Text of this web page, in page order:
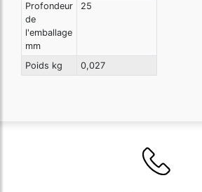
Profondeur
de
l'emballage
mm
25
Poids kg 0,027